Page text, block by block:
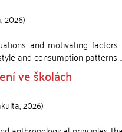
,2026)
and motivating
and consumption patterns
ve školách
,2026)